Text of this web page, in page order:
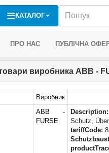
КАТАЛОГ
ПРО НАС ПУБЛІЧНА
виробника ABB -
Виробник
ABB -
FURSE
Description:
Schutz,
tariffCode: